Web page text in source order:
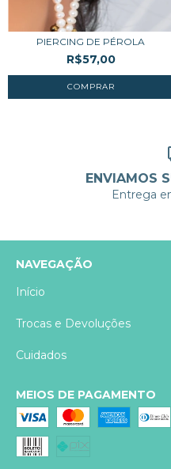
PIERCING DE PÉROLA
R$57,00
ENVIAMOS
Entrega
NAVEGAÇÃO
Início
Trocas e Devoluções
Cuidados
MEIOS DE PAGAMENTO